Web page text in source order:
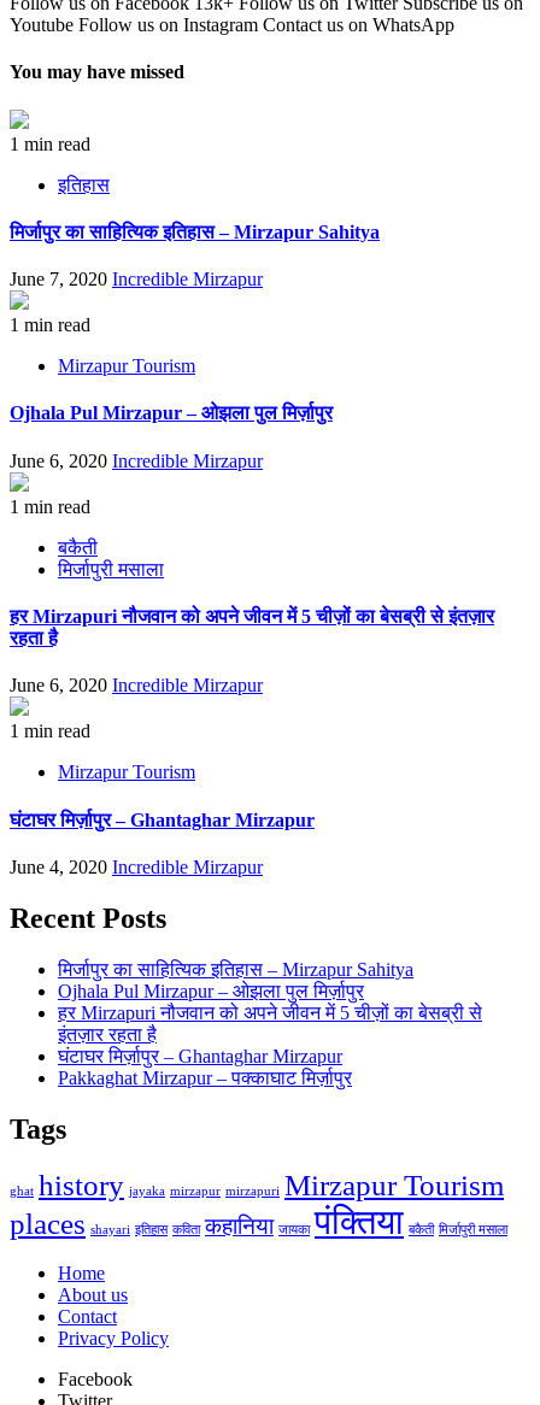
Youtube Follow us on Instagram Contact us on WhatsApp
You may have missed
1 min read
इतिहास
मिर्जापुर का साहित्यिक इतिहास – Mirzapur Sahitya
June 7, 2020 Incredible Mirzapur
1 min read
Mirzapur Tourism
Ojhala Pul Mirzapur – ओझला पुल मिर्ज़ापुर
June 6, 2020 Incredible Mirzapur
1 min read
बकैती
मिर्जापुरी मसाला
हर Mirzapuri नौजवान को अपने जीवन में 5 चीज़ों का बेसब्री से इंतज़ार
रहता है
June 6, 2020 Incredible Mirzapur
1 min read
Mirzapur Tourism
घंटाघर मिर्ज़ापुर – Ghantaghar Mirzapur
June 4, 2020 Incredible Mirzapur
Recent Posts
मिर्जापुर का साहित्यिक इतिहास – Mirzapur Sahitya
Ojhala Pul Mirzapur – ओझला पुल मिर्ज़ापुर
हर Mirzapuri नौजवान को अपने जीवन में 5 चीज़ों का बेसब्री से
इंतज़ार रहता है
घंटाघर मिर्ज़ापुर – Ghantaghar Mirzapur
Pakkaghat Mirzapur – पक्काघाट मिर्ज़ापुर
Tags
ghat history jayaka mirzapur mirzapuri Mirzapur Tourism
places shayari इतिहास कविता कहानिया जायका पंक्तिया बकैती मिर्जापुरी मसाला
Home
About us
Contact
Privacy Policy
Facebook